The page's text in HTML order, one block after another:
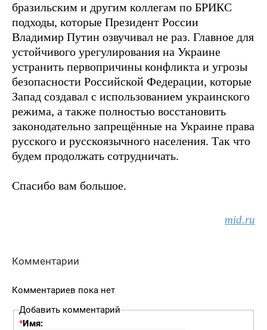
бразильским и другим коллегам по БРИКС
подходы, которые Президент России
Владимир Путин озвучивал не раз. Главное для
устойчивого урегулирования на Украине
устранить первопричины конфликта и угрозы
безопасности Российской Федерации, которые
Запад создавал с использованием украинского
режима, а также полностью восстановить
законодательно запрещённые на Украине права
русского и русскоязычного населения. Так что
будем продолжать сотрудничать.
Спасибо вам большое.
mid.ru
Комментарии
Комментариев пока нет
Добавить комментарий
*Имя: